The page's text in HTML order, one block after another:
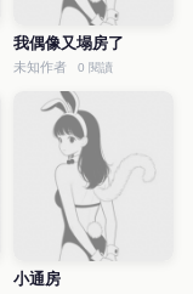
我偶像又塌房了
未知作者 0 閱讀
小通房